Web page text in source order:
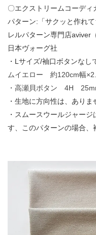
〇エクストリームコーディ
パターン:「サクッと作れ
レルパターン専門店aviver
日本ヴォーグ社
・Lサイズ/袖口ボタンなし
ムイエロー 約120cm幅
・高瀬貝ボタン 4H
・生地に方向性は、あり
・スムースウールジャー
す、このパターンの場合、